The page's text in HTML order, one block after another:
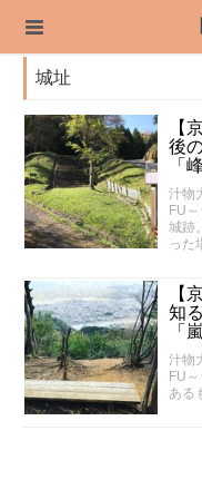
城址
【
後
「
汁物
FU
城跡
った
【
知
「
汁物
FU
ある